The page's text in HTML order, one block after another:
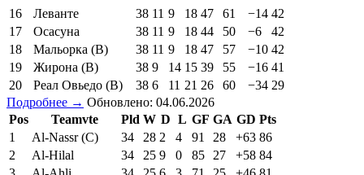
16
Леванте 38 11 9 18 47 61 −14 42
17
Осасуна 38 11 9 18 44 50 −6
42
18
Мальорка (В) 38 11 9 18 47 57 −10 42
19
Жирона (В) 38 9 14 15 39 55 −16 41
20
Реал Овьедо (В) 38 6 11 21 26 60 −34 29
Подробнее → Обновлено: 04.06.2026
Pos
Teamvte Pld W D L GF GA GD Pts
1
Al-Nassr (C) 34 28 2 4 91 28 +63 86
2
Al-Hilal 34 25 9 0 85 27 +58 84